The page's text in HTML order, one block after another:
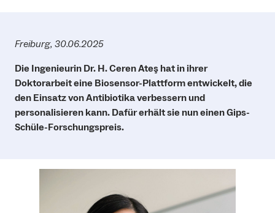
Freiburg, 30.06.2025
Die Ingenieurin Dr. H. Ceren Ateş hat in ihrer
Doktorarbeit eine Biosensor-Plattform entwickelt, die
den Einsatz von Antibiotika verbessern und
personalisieren kann. Dafür erhält sie nun einen Gips-
Schüle-Forschungspreis.